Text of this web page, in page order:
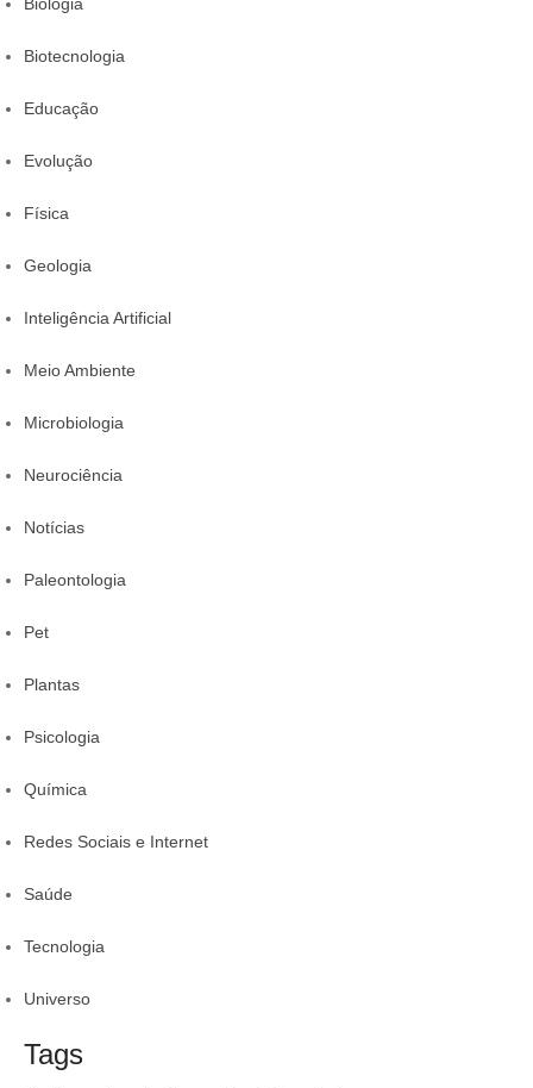
Biotecnologia
Educação
Evolução
Física
Geologia
Inteligência Artificial
Meio Ambiente
Microbiologia
Neurociência
Notícias
Paleontologia
Pet
Plantas
Psicologia
Química
Redes Sociais e Internet
Saúde
Tecnologia
Universo
Tags